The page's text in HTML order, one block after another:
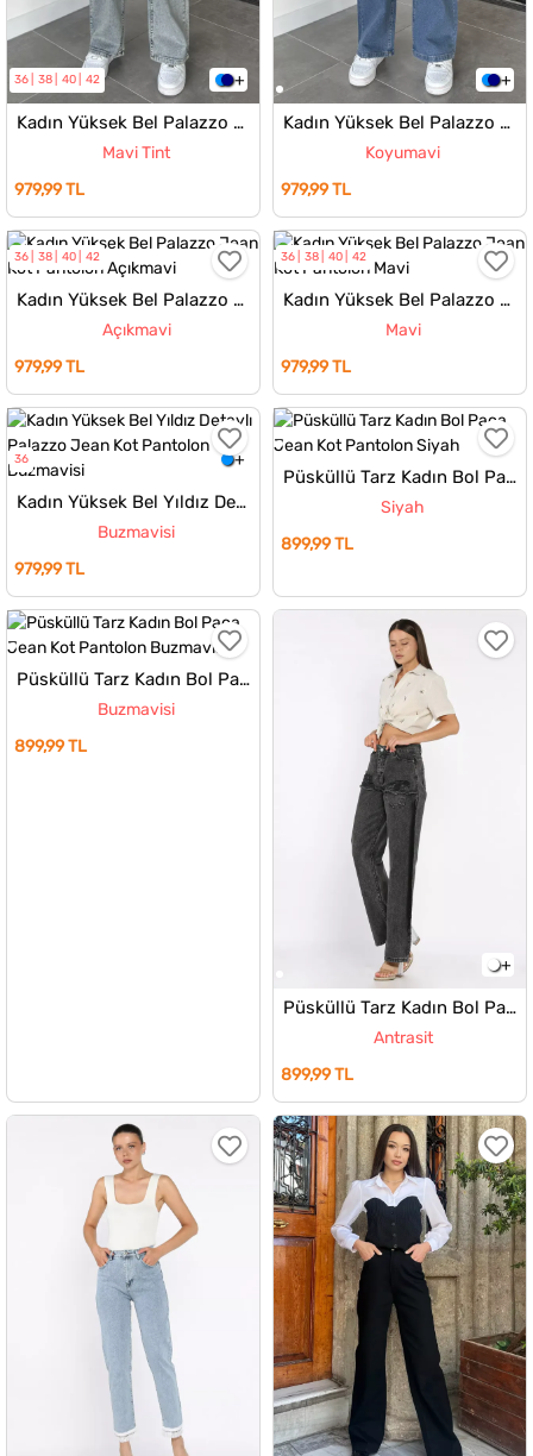
36 38 40 42
Kadın Yüksek Bel Palazzo Jean Kot Pantolon
Mavi Tint
979,99 TL
Kadın Yüksek Bel Palazzo Jean Kot Pantolon
Koyumavi
979,99 TL
36 38 40 42
Kadın Yüksek Bel Palazzo Jean Kot Pantolon
Açıkmavi
979,99 TL
36 38 40 42
Kadın Yüksek Bel Palazzo Jean Kot Pantolon
Mavi
979,99 TL
36
Kadın Yüksek Bel Yıldız Detaylı Palazzo Jean Kot Pantolon
Buzmavisi
979,99 TL
Püsküllü Tarz Kadın Bol Paça Jean Kot Pantolon
Siyah
899,99 TL
Püsküllü Tarz Kadın Bol Paça Jean Kot Pantolon
Buzmavisi
899,99 TL
Püsküllü Tarz Kadın Bol Paça Jean Kot Pantolon
Antrasit
899,99 TL